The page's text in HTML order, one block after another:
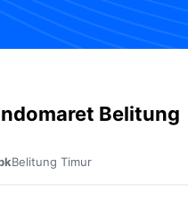
Belitung
Belitung Timur